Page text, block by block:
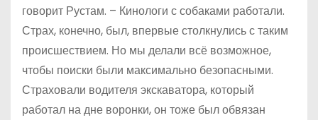
говорит Рустам. – Кинологи с собаками работали.
Страх, конечно, был, впервые столкнулись с таким
происшествием. Но мы делали всё возможное,
чтобы поиски были максимально безопасными.
Страховали водителя экскаватора, который
работал на дне воронки, он тоже был обвязан